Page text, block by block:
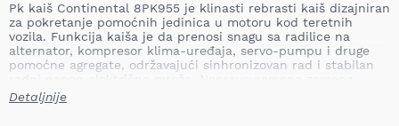
Pk kaiš Continental 8PK955 je klinasti rebrasti kaiš dizajniran
za pokretanje pomoćnih jedinica u motoru kod teretnih
vozila. Funkcija kaiša je da prenosi snagu sa radilice na
alternator, kompresor klima-uređaja, servo-pumpu i druge
pomoćne agregate, održavajući sinhronizovan rad i stabilan
pk/klinastog kaiša može dovesti do klizanja ili pucanja kaiša,
pregrevanja agregata, gubitka napajanja alternatora,
Detaljnije